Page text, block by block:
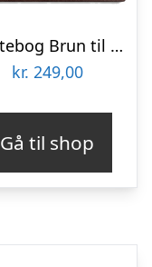
Gæstebog Brun til bryllup uden linjer 17,5 x 24,5 cm
kr. 249,00
Gå til shop